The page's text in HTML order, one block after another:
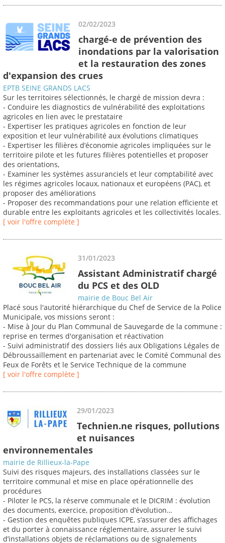
02/02/2023
chargé-e de prévention des
inondations par la valorisation
et la restauration des zones
d'expansion des crues
EPTB SEINE GRANDS LACS
Sur les territoires sélectionnés, le chargé de mission devra :
- Conduire les diagnostics de vulnérabilité des exploitations
agricoles en lien avec le prestataire
- Expertiser les pratiques agricoles en fonction de leur
exposition et leur vulnérabilité aux évolutions climatiques
- Expertiser les filières d’économie agricoles impliquées sur le
territoire pilote et les futures filières potentielles et proposer
des orientations,
- Examiner les systèmes assuranciels et leur comptabilité avec
les régimes agricoles locaux, nationaux et européens (PAC), et
proposer des améliorations
- Proposer des recommandations pour une relation efficiente et
durable entre les exploitants agricoles et les collectivités locales.
[ voir l'offre complète ]
31/01/2023
Assistant Administratif chargé
du PCS et des OLD
mairie de Bouc Bel Air
Placé sous l'autorité hiérarchique du Chef de Service de la Police
Municipale, vos missions seront :
- Mise à Jour du Plan Communal de Sauvegarde de la commune :
reprise en termes d'organisation et réactivation
- Suivi administratif des dossiers liés aux Obligations Légales de
Débroussaillement en partenariat avec le Comité Communal des
Feux de Forêts et le Service Technique de la commune
[ voir l'offre complète ]
29/01/2023
Technien.ne risques, pollutions
et nuisances
environnementales
mairie de Rillieux-la-Pape
Suivi des risques majeurs, des installations classées sur le
territoire communal et mise en place opérationnelle des
procédures
- Piloter le PCS, la réserve communale et le DICRIM : évolution
des documents, exercice, proposition d’évolution…
- Gestion des enquêtes publiques ICPE, s’assurer des affichages
et du porter à connaissance réglementaire, assurer le suivi
d’installations objets de réclamations ou de signalements